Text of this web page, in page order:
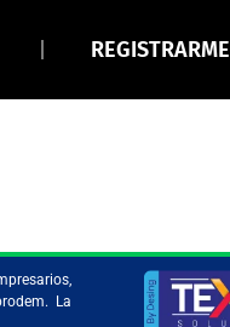
REGISTRARME
La